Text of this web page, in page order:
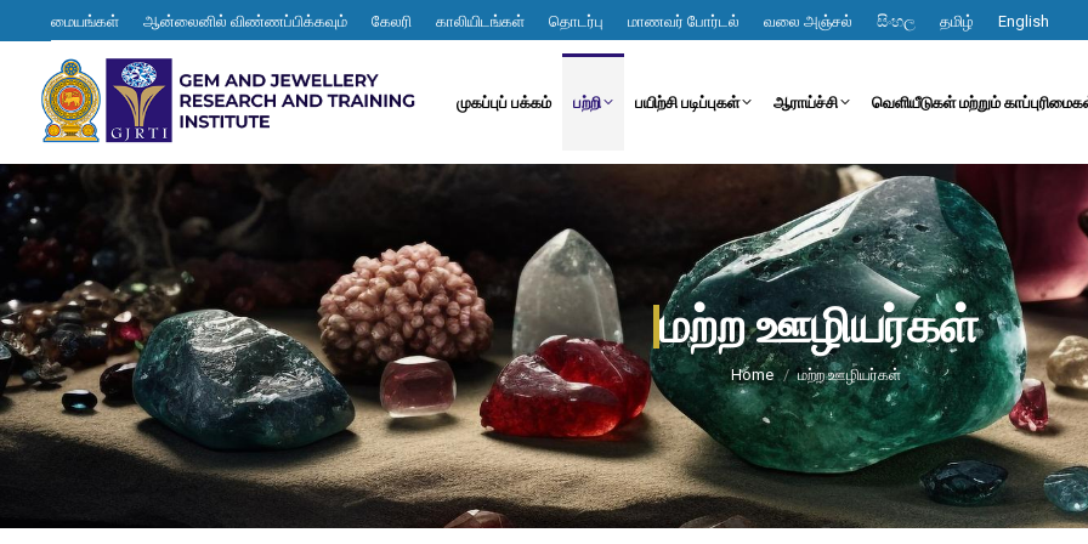
மையங்கள் ஆன்லைனில் விண்ணப்பிக்கவும் கேலரி காலியிடங்கள் தொடர்பு மாணவர் போர்டல் வலை அஞ்சல் සිංහල தமிழ் English
முகப்புப் பக்கம் பற்றி பயிற்சி படிப்புகள் ஆராய்ச்சி வெளியீடுகள் மற்றும்
மற்ற ஊழியர்கள்
You are here:
Home மற்ற ஊழியர்கள்